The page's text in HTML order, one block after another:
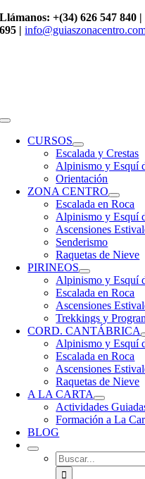
Saltar
al
Llámanos: +(34) 626 547 840
695 |
Toggle
NavigationCURSOS
Escalada y Crestas
Alpinismo y Esquí
Orientación
ZONA CENTRO
Escalada en Roca
Alpinismo y Esquí
Ascensiones
Senderismo
Raquetas de Nieve
PIRINEOS
Alpinismo y Esquí
Escalada en Roca
Ascensiones
Trekkings y
CORD. CANTÁBRICA
Alpinismo y Esquí
Escalada en Roca
Ascensiones
Raquetas de Nieve
A LA CARTA
Actividades
Formación a La
BLOG
Buscar: